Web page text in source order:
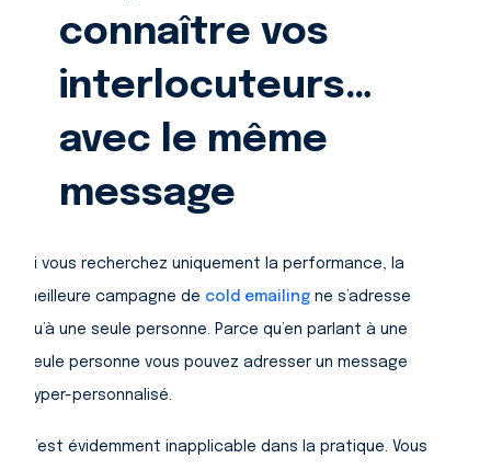
connaître vos
interlocuteurs…
avec le même
message
Si vous recherchez uniquement la performance, la
meilleure campagne de cold emailing ne s’adresse
qu’à une seule personne. Parce qu’en parlant à une
seule personne vous pouvez adresser un message
hyper-personnalisé.
C’est évidemment inapplicable dans la pratique. Vous